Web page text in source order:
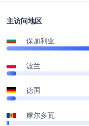
主访问地区
保加利亚
波兰
德国
摩尔多瓦